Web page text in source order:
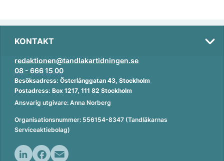
KONTAKT
redaktionen@tandlakartidningen.se
08 - 666 15 00
Besöksadress: Österlånggatan 43, Stockholm
Postadress: Box 1217, 111 82 Stockholm
Ansvarig utgivare: Anna Norberg
Organisationsnummer: 556154-8347 (Tandläkarnas
Serviceaktiebolag)